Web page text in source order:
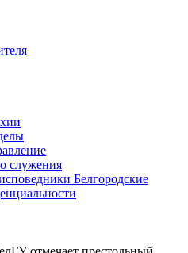
служения
Белгородские